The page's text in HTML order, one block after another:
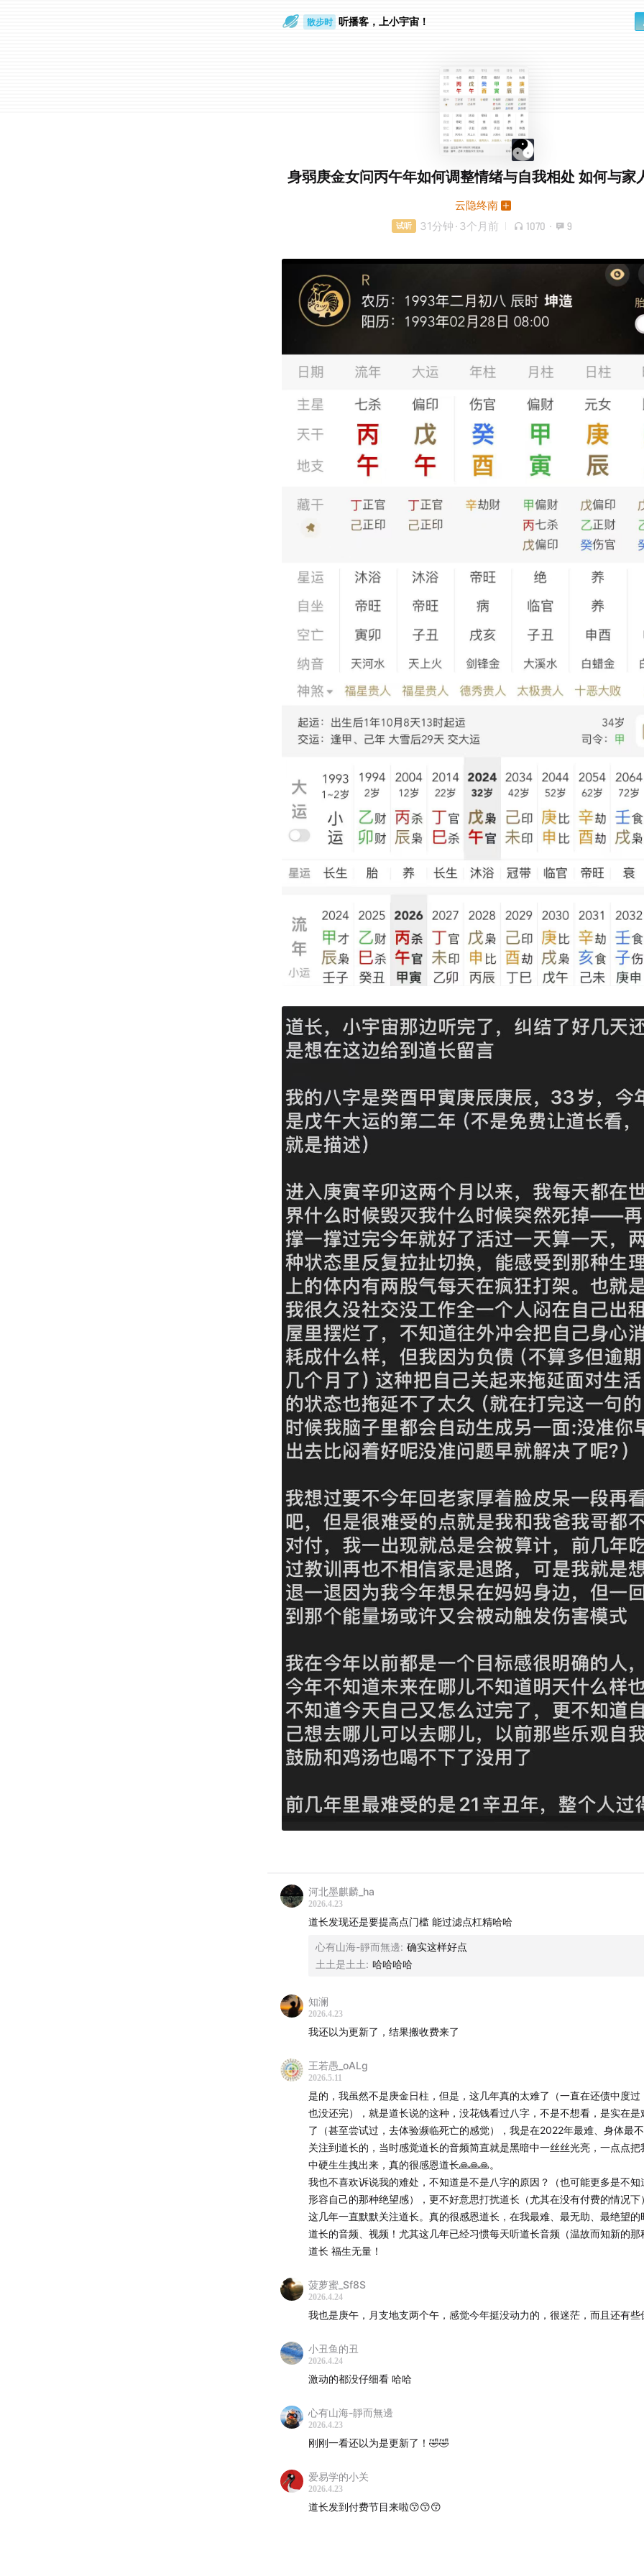
通勤路上 听播客，上小宇宙！
身弱庚金女问丙午年如何调整情绪与自我相处 如何与家
云隐终南
试听 31分钟 · 3个月前 1070 · 9
河北墨麒麟_ha
2026.4.23
道长发现还是要提高点门槛 能过滤点杠精哈哈
心有山海-靜而無邊: 确实这样好点
土土是土土: 哈哈哈哈
知澜
2026.4.23
我还以为更新了，结果搬收费来了
王若愚_oALg
2026.5.11
是的，我虽然不是庚金日柱，但是，这几年真的太难了（一直在还债中度过
也没还完），就是道长说的这种，没花钱看过八字，不是不想看，是实在是
了（甚至尝试过，去体验濒临死亡的感觉），我是在2022年最难、身体最
关注到道长的，当时感觉道长的音频简直就是黑暗中一丝丝光亮，一点点把
中硬生生拽出来，真的很感恩道长🙏🙏🙏。
我也不喜欢诉说我的难处，不知道是不是八字的原因？（也可能更多是不知
形容自己的那种绝望感），更不好意思打扰道长（尤其在没有付费的情况下
这几年一直默默关注道长。真的很感恩道长，在我最难、最无助、最绝望的
道长的音频、视频！尤其这几年已经习惯每天听道长音频（温故而知新的那
道长 福生无量！
菠萝蜜_Sf8S
2026.4.24
我也是庚午，月支地支两个午，感觉今年挺没动力的，很迷茫，而且还有些
小丑鱼的丑
2026.4.24
激动的都没仔细看 哈哈
心有山海-靜而無邊
2026.4.23
刚刚一看还以为是更新了！🤣🤣
爱易学的小关
2026.4.23
道长发到付费节目来啦😙😙😙